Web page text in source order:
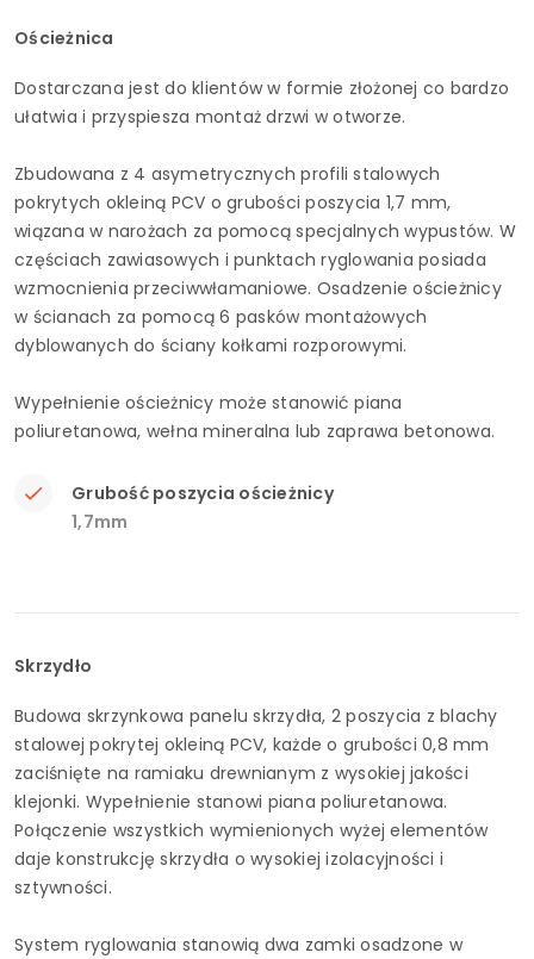
Ościeżnica
Dostarczana jest do klientów w formie złożonej co bardzo
ułatwia i przyspiesza montaż drzwi w otworze.
Zbudowana z 4 asymetrycznych profili stalowych
pokrytych okleiną PCV o grubości poszycia 1,7 mm,
wiązana w narożach za pomocą specjalnych wypustów. W
częściach zawiasowych i punktach ryglowania posiada
wzmocnienia przeciwwłamaniowe. Osadzenie ościeżnicy
w ścianach za pomocą 6 pasków montażowych
dyblowanych do ściany kołkami rozporowymi.
Wypełnienie ościeżnicy może stanowić piana
poliuretanowa, wełna mineralna lub zaprawa betonowa.
Grubość poszycia ościeżnicy
1,7mm
Skrzydło
Budowa skrzynkowa panelu skrzydła, 2 poszycia z blachy
stalowej pokrytej okleiną PCV, każde o grubości 0,8 mm
zaciśnięte na ramiaku drewnianym z wysokiej jakości
klejonki. Wypełnienie stanowi piana poliuretanowa.
Połączenie wszystkich wymienionych wyżej elementów
daje konstrukcję skrzydła o wysokiej izolacyjności i
sztywności.
System ryglowania stanowią dwa zamki osadzone w